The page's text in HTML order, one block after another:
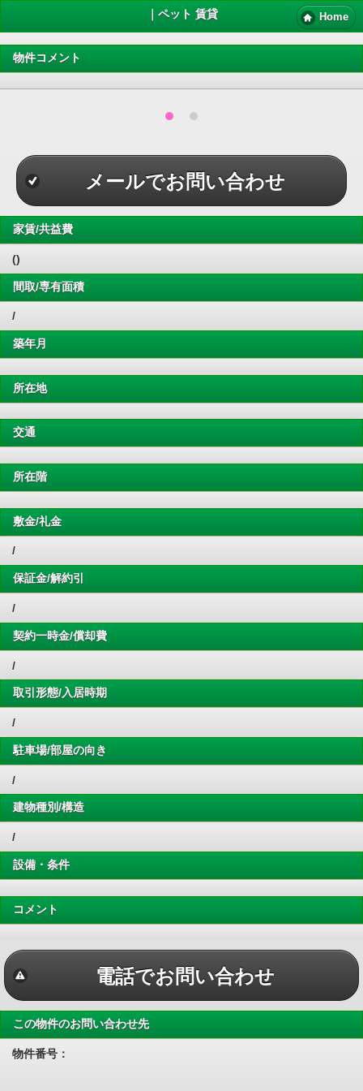
｜ペット 賃貸 Home
物件コメント
メールでお問い合わせ
家賃/共益費
()
間取/専有面積
/
築年月
所在地
交通
所在階
敷金/礼金
/
保証金/解約引
/
契約一時金/償却費
/
取引形態/入居時期
/
駐車場/部屋の向き
/
建物種別/構造
/
設備・条件
コメント
電話でお問い合わせ
この物件のお問い合わせ先
物件番号：